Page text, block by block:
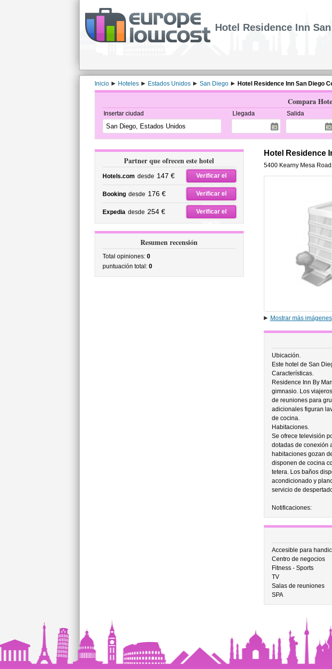
Hotel Residence Inn
Inicio Hoteles Estados Unidos San Diego Hotel Residence Inn San Diego
Compara
Insertar ciudad Llegada Salida
Partner que ofrecen este hotel
Hotels.com desde 147 €
Verificar el
precio
Booking desde 176 €
Verificar el
precio
Expedia desde 254 €
Verificar el
precio
Resumen recensión
Total opiniones: 0
puntuación total: 0
Hotel Residence
5400 Kearny Mesa Road
Mostrar más imágenes
Ubicación.
Este hotel de San
Características.
Residence Inn By
gimnasio. Los
de reuniones para
adicionales figuran
de cocina.
Habitaciones.
Se ofrece televisión
dotadas de conexión
habitaciones gozan
disponen de cocina
tetera. Los baños
acondicionado y
servicio de
Notificaciones:
Accesible para
Centro de negocios
Fitness - Sports
TV
Salas de reuniones
SPA